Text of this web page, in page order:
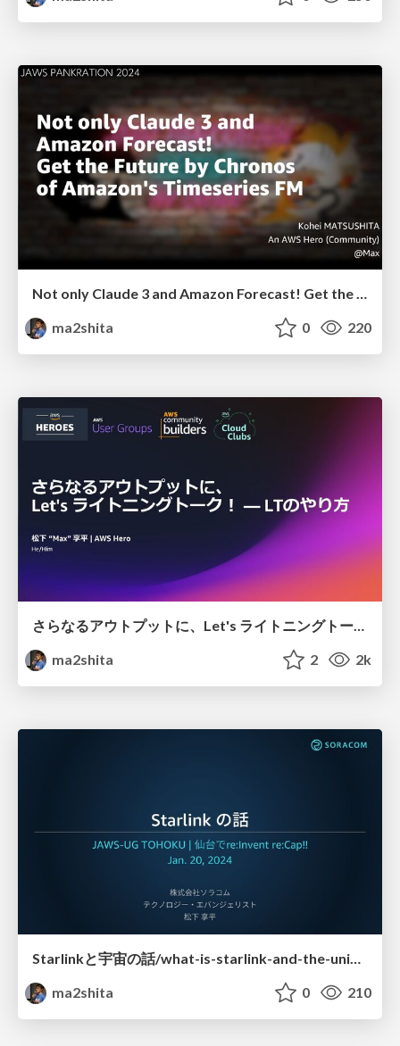
Not only Claude 3 and Amazon Forecast! Get the Future by Chronos of Amazon's Time series FM/get-the-future-by-chronos-of-amazons-time series-fm
ma2shita
0 220
さらなるアウトプットに、Let's ライトニングトーク！ ― LTのやり方
ma2shita
2 2k
Starlinkと宇宙の話/what-is-starlink-and-the-universe
ma2shita
0 210